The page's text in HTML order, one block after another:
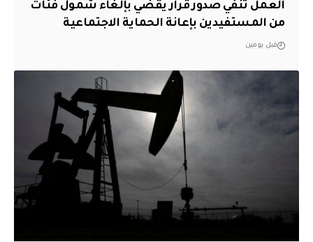
العمل تنفي صدور قرار يقضي بإلغاء شمول فئات
من المستفيدين بإعانة الحماية الاجتماعية
قبل يومين